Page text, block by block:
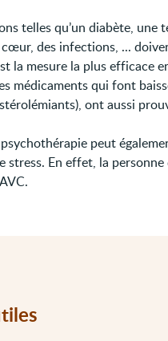
telles qu’un diabète,
des infections, ...
la mesure la plus efficace
médicaments qui font
ont aussi
peut
stress. En effet, la